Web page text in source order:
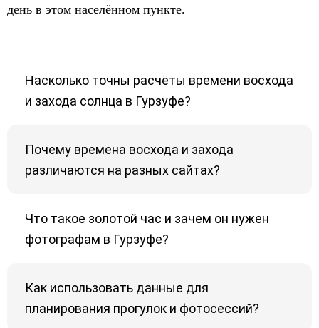
день в этом населённом пункте.
Насколько точны расчёты времени восхода
и захода солнца в Гурзуфе?
Почему времена восхода и захода
различаются на разных сайтах?
Что такое золотой час и зачем он нужен
фотографам в Гурзуфе?
Как использовать данные для
планирования прогулок и фотосессий?